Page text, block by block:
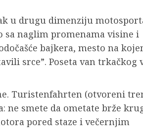
u drugu dimenziju
sa naglim promenama visine i
bajkera, mesto na
srce”. Poseta van trkačkog
Turistenfahrten (otvoreni
smete da ometate brže
pored staze i večernjim